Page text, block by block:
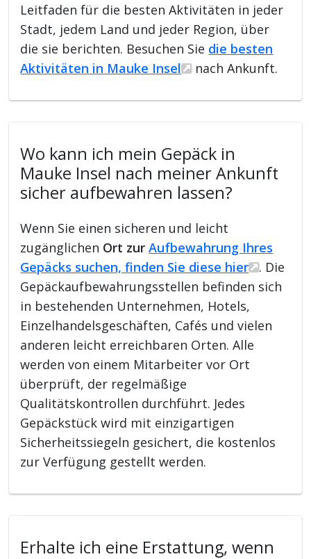
Leitfaden für die besten Aktivitäten in jeder
Stadt, jedem Land und jeder Region, über
die sie berichten. Besuchen Sie die besten
Aktivitäten in Mauke Insel
nach Ankunft.
Wo kann ich mein Gepäck in
Mauke Insel nach meiner Ankunft
sicher aufbewahren lassen?
Wenn Sie einen sicheren und leicht
zugänglichen Ort zurAufbewahrung Ihres
Gepäcks suchen, finden Sie diese hier
. Die
Gepäckaufbewahrungsstellen befinden sich
in bestehenden Unternehmen, Hotels,
Einzelhandelsgeschäften, Cafés und vielen
anderen leicht erreichbaren Orten. Alle
werden von einem Mitarbeiter vor Ort
überprüft, der regelmäßige
Qualitätskontrollen durchführt. Jedes
Gepäckstück wird mit einzigartigen
Sicherheitssiegeln gesichert, die kostenlos
zur Verfügung gestellt werden.
Erhalte ich eine Erstattung, wenn